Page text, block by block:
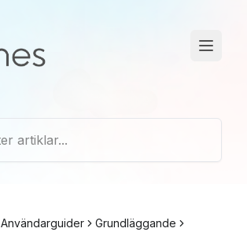
Användarguider
Grundläggande